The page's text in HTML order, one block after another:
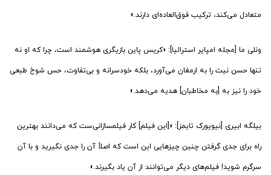
متعادل می‌کند، ترکیب فوق‌العاده‌ای دارند.»
ونلی ما [مجله امپایر استرالیا]: «کریس پاین بازیگری هوشمند است، چرا که او نه
تنها حسن نیت را به ارمغان می‌آورد، بلکه خودسرانه و بی‌تفاوت، حس شوخ طبعی
خود را نیز به [به مخاطبان] هدیه می‌دهد.»
بیلگه ابیری [نیویورک تایمز]: «[این فیلم] کار فیلمسازانی‌ست که می‌دانند بهترین
راه برای جدی گرفتن چنین چیزهایی این است که اصلاً آن را جدی نگیرید و با آن
سرگرم شوید! فیلم‌های دیگر می‌توانند از آن یاد بگیرند.»